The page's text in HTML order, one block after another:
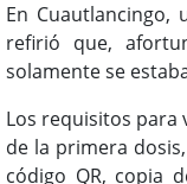
En
refirió que,
solamente se
Los requisitos para
de la primera
código QR, copia